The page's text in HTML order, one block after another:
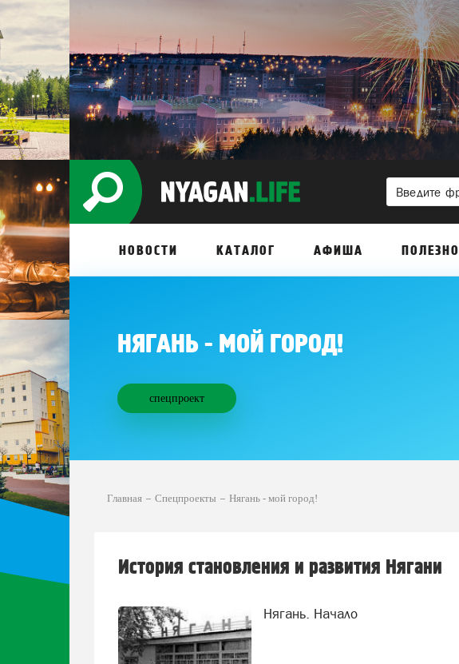
НОВОСТИ КАТАЛОГ АФИША ПОЛЕЗНО
НЯГАНЬ - МОЙ ГОРОД!
спецпроект
Главная Спецпроекты Нягань - мой город!
История становления и развития Нягани
Нягань. Начало